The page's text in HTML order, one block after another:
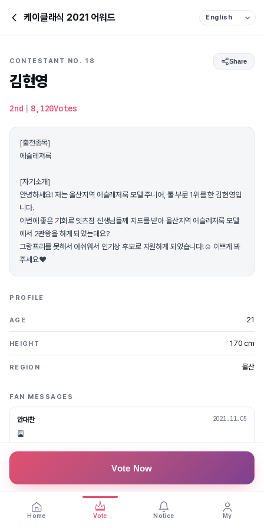
케이클래식 2021 어워드
CONTESTANT NO. 18 Share
김현영
2nd | 8,120Votes
[출전종목]
에슬레져룩
[자기소개]
안녕하세요! 저는 울산지역 에슬레저룩 모델 주니어, 톨 부문 1위를 한 김현영입
니다.
이번에 좋은 기회로 잇츠짐 선생님들께 지도를 받아 울산지역 에슬레저룩 모델
에서 2관왕을 하게 되었는데요?
그랑프리를 못해서 아쉬워서 인기상 후보로 지원하게 되었습니다!☺️ 이쁘게 봐
주세요❤️
PROFILE
AGE 21
HEIGHT 170 cm
REGION 울산
FAN MESSAGES
안대찬 2021.11.05
🎴
골키퍼 2021.11.04
Vote Now
Home Vote Notice My